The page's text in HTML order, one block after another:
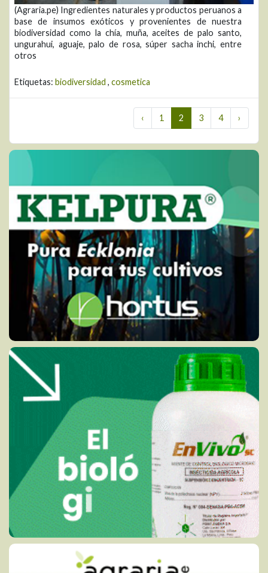
(Agraria.pe) Ingredientes naturales y productos peruanos a
base de insumos exóticos y provenientes de nuestra
biodiversidad como la chía, muña, aceites de palo santo,
ungurahui, aguaje, palo de rosa, súper sacha inchi, entre
otros
Etiquetas: biodiversidad , cosmetica
‹ 1 2 3 4 ›